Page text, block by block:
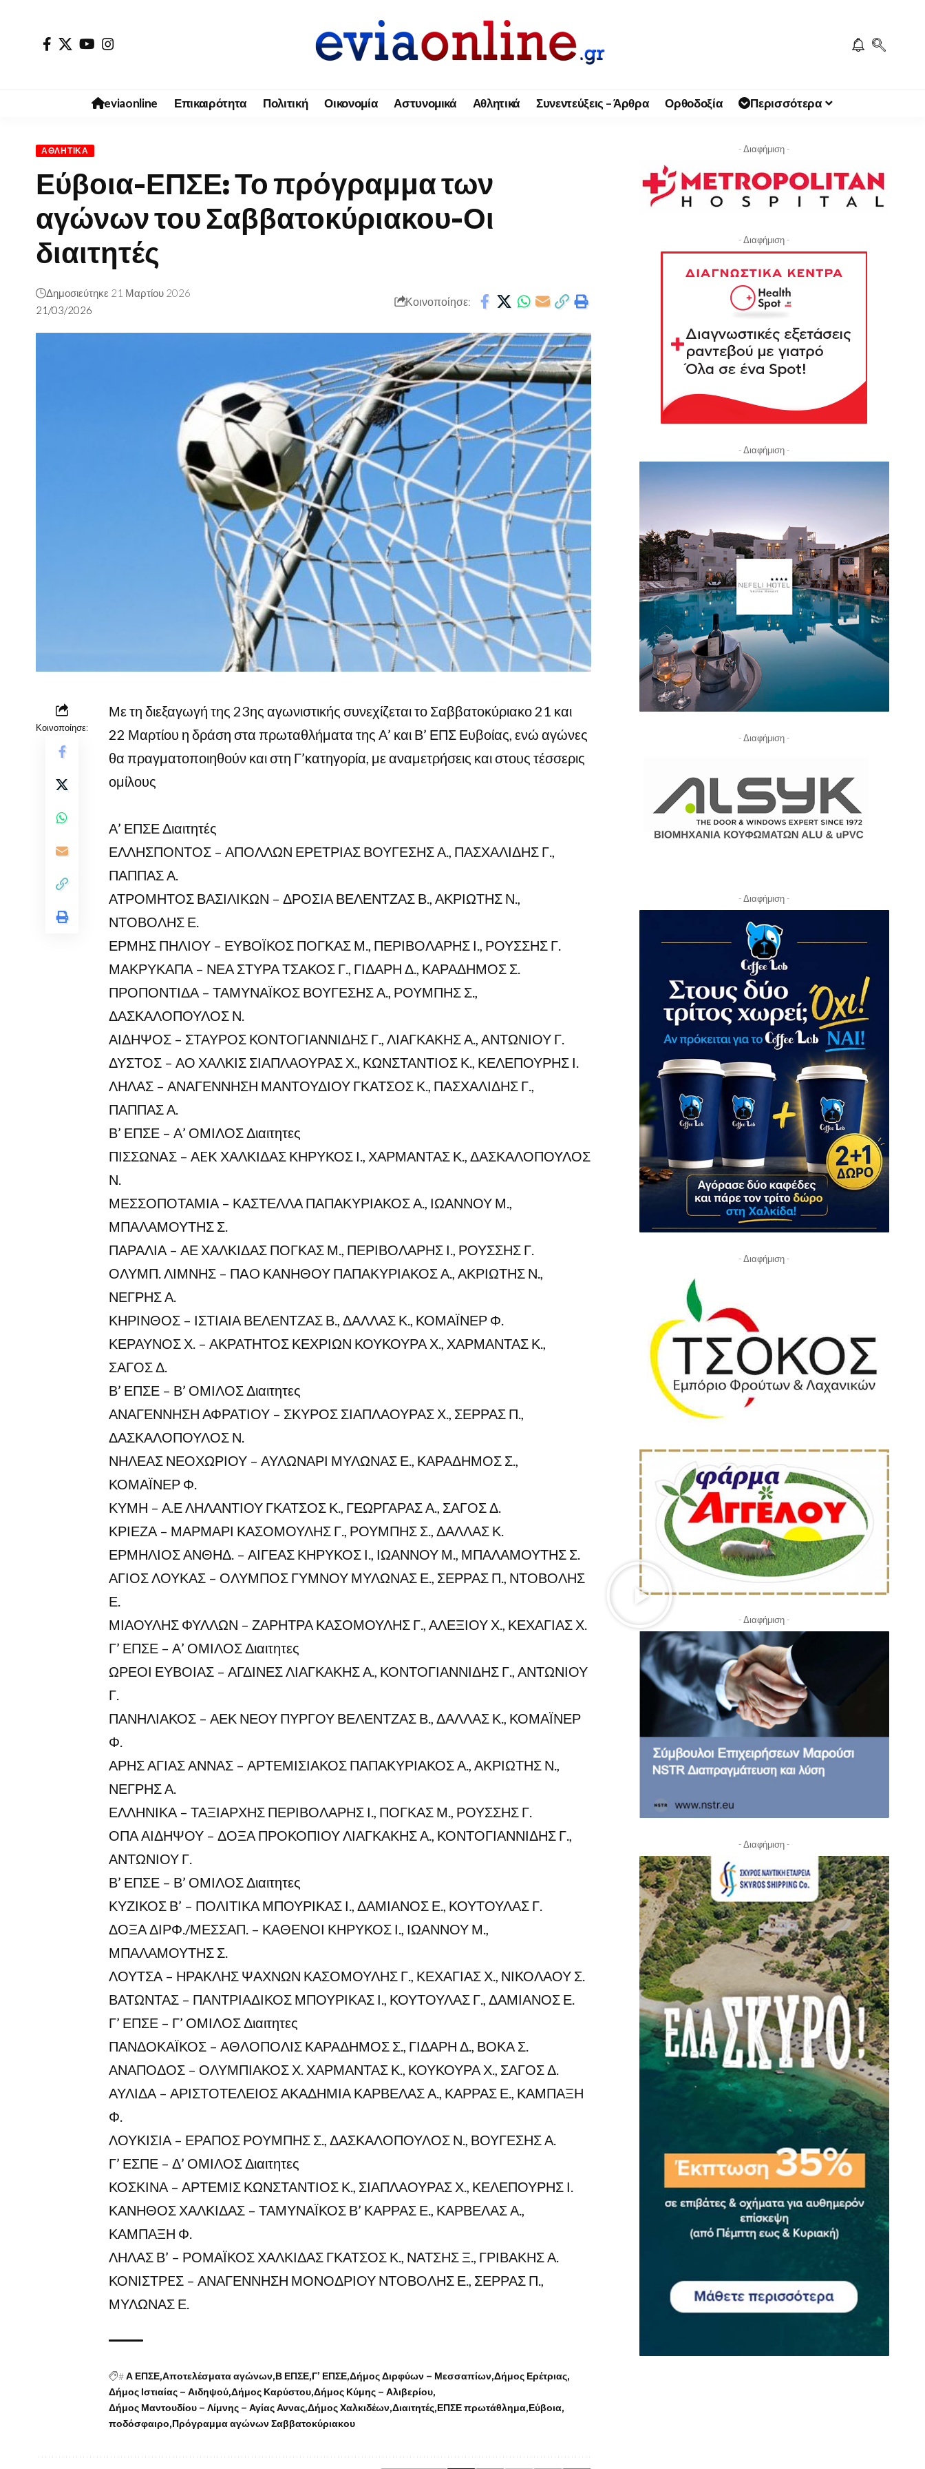
eviaonline Επικαιρότητα Πολιτική Οικονομία Αστυνομικά Αθλητικά Συνεντεύξεις – Άρθρα Ορθοδοξία Περισσότερα
ΑΘΛΗΤΙΚΆ
Εύβοια-ΕΠΣΕ: Το πρόγραμμα των
αγώνων του Σαββατοκύριακου-Οι
διαιτητές
21/03/2026
Δημοσιεύτηκε 21 Μαρτίου 2026
Κοινοποίησε:
Κοινοποίησε:
Με τη διεξαγωγή της 23ης αγωνιστικής συνεχίζεται το Σαββατοκύριακο 21 και
22 Μαρτίου η δράση στα πρωταθλήματα της Α’ και Β’ ΕΠΣ Ευβοίας, ενώ αγώνες
θα πραγματοποιηθούν και στη Γ’κατηγορία, με αναμετρήσεις και στους τέσσερις
ομίλους
Α’ ΕΠΣΕ Διαιτητές
ΕΛΛΗΣΠΟΝΤΟΣ – ΑΠΟΛΛΩΝ ΕΡΕΤΡΙΑΣ ΒΟΥΓΕΣΗΣ Α., ΠΑΣΧΑΛΙΔΗΣ Γ.,
ΠΑΠΠΑΣ Α.
ΑΤΡΟΜΗΤΟΣ ΒΑΣΙΛΙΚΩΝ – ΔΡΟΣΙΑ ΒΕΛΕΝΤΖΑΣ Β., ΑΚΡΙΩΤΗΣ Ν.,
ΝΤΟΒΟΛΗΣ Ε.
ΕΡΜΗΣ ΠΗΛΙΟΥ – ΕΥΒΟΪΚΟΣ ΠΟΓΚΑΣ Μ., ΠΕΡΙΒΟΛΑΡΗΣ Ι., ΡΟΥΣΣΗΣ Γ.
ΜΑΚΡΥΚΑΠΑ – ΝΕΑ ΣΤΥΡΑ ΤΣΑΚΟΣ Γ., ΓΙΔΑΡΗ Δ., ΚΑΡΑΔΗΜΟΣ Σ.
ΠΡΟΠΟΝΤΙΔΑ – ΤΑΜΥΝΑΪΚΟΣ ΒΟΥΓΕΣΗΣ Α., ΡΟΥΜΠΗΣ Σ.,
ΔΑΣΚΑΛΟΠΟΥΛΟΣ Ν.
ΑΙΔΗΨΟΣ – ΣΤΑΥΡΟΣ ΚΟΝΤΟΓΙΑΝΝΙΔΗΣ Γ., ΛΙΑΓΚΑΚΗΣ Α., ΑΝΤΩΝΙΟΥ Γ.
ΔΥΣΤΟΣ – ΑΟ ΧΑΛΚΙΣ ΣΙΑΠΛΑΟΥΡΑΣ Χ., ΚΩΝΣΤΑΝΤΙΟΣ Κ., ΚΕΛΕΠΟΥΡΗΣ Ι.
ΛΗΛΑΣ – ΑΝΑΓΕΝΝΗΣΗ ΜΑΝΤΟΥΔΙΟΥ ΓΚΑΤΣΟΣ Κ., ΠΑΣΧΑΛΙΔΗΣ Γ.,
ΠΑΠΠΑΣ Α.
Β’ ΕΠΣΕ – Α’ ΟΜΙΛΟΣ Διαιτητες
ΠΙΣΣΩΝAΣ – ΑEK ΧΑΛΚΙΔΑΣ ΚΗΡΥΚΟΣ Ι., ΧΑΡΜΑΝΤΑΣ Κ., ΔΑΣΚΑΛΟΠΟΥΛΟΣ
Ν.
ΜΕΣΣΟΠΟΤΑΜΙΑ – ΚΑΣΤΕΛΛΑ ΠΑΠΑΚΥΡΙΑΚΟΣ Α., ΙΩΑΝΝΟΥ Μ.,
ΜΠΑΛΑΜΟΥΤΗΣ Σ.
ΠΑΡΑΛΙΑ – ΑΕ ΧΑΛΚΙΔΑΣ ΠΟΓΚΑΣ Μ., ΠΕΡΙΒΟΛΑΡΗΣ Ι., ΡΟΥΣΣΗΣ Γ.
ΟΛΥΜΠ. ΛΙΜΝΗΣ – ΠAO ΚΑΝΗΘΟΥ ΠΑΠΑΚΥΡΙΑΚΟΣ Α., ΑΚΡΙΩΤΗΣ Ν.,
ΝΕΓΡΗΣ Α.
ΚΗΡΙΝΘΟΣ – ΙΣΤΙΑΙΑ ΒΕΛΕΝΤΖΑΣ Β., ΔΑΛΛΑΣ Κ., ΚΟΜΑΪΝΕΡ Φ.
ΚΕΡΑΥΝΟΣ Χ. – ΑΚΡΑΤΗΤΟΣ ΚΕΧΡΙΩΝ ΚΟΥΚΟΥΡΑ Χ., ΧΑΡΜΑΝΤΑΣ Κ.,
ΣΑΓΟΣ Δ.
Β’ ΕΠΣΕ – Β’ ΟΜΙΛΟΣ Διαιτητες
ΑΝΑΓΕΝΝΗΣΗ ΑΦΡΑΤΙΟΥ – ΣΚΥΡΟΣ ΣΙΑΠΛΑΟΥΡΑΣ Χ., ΣΕΡΡΑΣ Π.,
ΔΑΣΚΑΛΟΠΟΥΛΟΣ Ν.
ΝΗΛΕΑΣ ΝΕΟΧΩΡΙΟΥ – ΑΥΛΩΝΑΡΙ ΜΥΛΩΝΑΣ Ε., ΚΑΡΑΔΗΜΟΣ Σ.,
ΚΟΜΑΪΝΕΡ Φ.
ΚΥΜΗ – Α.Ε ΛΗΛΑΝΤΙΟΥ ΓΚΑΤΣΟΣ Κ., ΓΕΩΡΓΑΡΑΣ Α., ΣΑΓΟΣ Δ.
ΚΡΙΕΖΑ – ΜΑΡΜΑΡΙ ΚΑΣΟΜΟΥΛΗΣ Γ., ΡΟΥΜΠΗΣ Σ., ΔΑΛΛΑΣ Κ.
ΕΡΜΗΛΙΟΣ ΑΝΘΗΔ. – ΑΙΓΕΑΣ ΚΗΡΥΚΟΣ Ι., ΙΩΑΝΝΟΥ Μ., ΜΠΑΛΑΜΟΥΤΗΣ Σ.
ΑΓΙΟΣ ΛΟΥΚΑΣ – ΟΛΥΜΠΟΣ ΓΥΜΝΟΥ ΜΥΛΩΝΑΣ Ε., ΣΕΡΡΑΣ Π., ΝΤΟΒΟΛΗΣ
Ε.
ΜΙΑΟΥΛΗΣ ΦΥΛΛΩΝ – ΖΑΡΗΤΡΑ ΚΑΣΟΜΟΥΛΗΣ Γ., ΑΛΕΞΙΟΥ Χ., ΚΕΧΑΓΙΑΣ Χ.
Γ’ ΕΠΣΕ – Α’ ΟΜΙΛΟΣ Διαιτητες
ΩΡΕΟΙ ΕΥΒΟΙΑΣ – ΑΓΔΙΝΕΣ ΛΙΑΓΚΑΚΗΣ Α., ΚΟΝΤΟΓΙΑΝΝΙΔΗΣ Γ., ΑΝΤΩΝΙΟΥ
Γ.
ΠΑΝΗΛΙΑΚΟΣ – ΑΕΚ ΝΕΟΥ ΠΥΡΓΟΥ ΒΕΛΕΝΤΖΑΣ Β., ΔΑΛΛΑΣ Κ., ΚΟΜΑΪΝΕΡ
Φ.
ΑΡΗΣ ΑΓΙΑΣ ΑΝΝΑΣ – ΑΡΤΕΜΙΣΙΑΚΟΣ ΠΑΠΑΚΥΡΙΑΚΟΣ Α., ΑΚΡΙΩΤΗΣ Ν.,
ΝΕΓΡΗΣ Α.
ΕΛΛΗΝΙΚΑ – ΤΑΞΙΑΡΧΗΣ ΠΕΡΙΒΟΛΑΡΗΣ Ι., ΠΟΓΚΑΣ Μ., ΡΟΥΣΣΗΣ Γ.
ΟΠΑ ΑΙΔΗΨΟΥ – ΔΟΞΑ ΠΡΟΚΟΠΙΟΥ ΛΙΑΓΚΑΚΗΣ Α., ΚΟΝΤΟΓΙΑΝΝΙΔΗΣ Γ.,
ΑΝΤΩΝΙΟΥ Γ.
Β’ ΕΠΣΕ – Β’ ΟΜΙΛΟΣ Διαιτητες
ΚΥΖΙΚΟΣ Β’ – ΠΟΛΙΤΙΚΑ ΜΠΟΥΡΙΚΑΣ Ι., ΔΑΜΙΑΝΟΣ Ε., ΚΟΥΤΟΥΛΑΣ Γ.
ΔΟΞΑ ΔΙΡΦ./ΜΕΣΣΑΠ. – ΚΑΘΕΝΟΙ ΚΗΡΥΚΟΣ Ι., ΙΩΑΝΝΟΥ Μ.,
ΜΠΑΛΑΜΟΥΤΗΣ Σ.
ΛΟΥΤΣΑ – ΗΡΑΚΛΗΣ ΨΑΧΝΩΝ ΚΑΣΟΜΟΥΛΗΣ Γ., ΚΕΧΑΓΙΑΣ Χ., ΝΙΚΟΛΑΟΥ Σ.
ΒΑΤΩΝΤΑΣ – ΠΑΝΤΡΙΑΔΙΚΟΣ ΜΠΟΥΡΙΚΑΣ Ι., ΚΟΥΤΟΥΛΑΣ Γ., ΔΑΜΙΑΝΟΣ Ε.
Γ’ ΕΠΣΕ – Γ’ ΟΜΙΛΟΣ Διαιτητες
ΠΑΝΔΟΚΑΪΚΟΣ – ΑΘΛΟΠΟΛΙΣ ΚΑΡΑΔΗΜΟΣ Σ., ΓΙΔΑΡΗ Δ., ΒΟΚΑ Σ.
ΑΝΑΠΟΔΟΣ – ΟΛΥΜΠΙΑΚΟΣ Χ. ΧΑΡΜΑΝΤΑΣ Κ., ΚΟΥΚΟΥΡΑ Χ., ΣΑΓΟΣ Δ.
ΑΥΛΙΔΑ – ΑΡΙΣΤΟΤΕΛΕΙΟΣ ΑΚΑΔΗΜΙΑ ΚΑΡΒΕΛΑΣ Α., ΚΑΡΡΑΣ Ε., ΚΑΜΠΑΞΗ
Φ.
ΛΟΥΚΙΣΙΑ – ΕΡΑΠΟΣ ΡΟΥΜΠΗΣ Σ., ΔΑΣΚΑΛΟΠΟΥΛΟΣ Ν., ΒΟΥΓΕΣΗΣ Α.
Γ’ ΕΣΠΕ – Δ’ ΟΜΙΛΟΣ Διαιτητες
ΚΟΣΚΙΝΑ – ΑΡΤΕΜΙΣ ΚΩΝΣΤΑΝΤΙΟΣ Κ., ΣΙΑΠΛΑΟΥΡΑΣ Χ., ΚΕΛΕΠΟΥΡΗΣ Ι.
ΚΑΝΗΘΟΣ ΧΑΛΚΙΔΑΣ – ΤΑΜΥΝΑΪΚΟΣ Β’ ΚΑΡΡΑΣ Ε., ΚΑΡΒΕΛΑΣ Α.,
ΚΑΜΠΑΞΗ Φ.
ΛΗΛΑΣ Β’ – ΡΟΜΑΪΚΟΣ ΧΑΛΚΙΔΑΣ ΓΚΑΤΣΟΣ Κ., ΝΑΤΣΗΣ Ξ., ΓΡΙΒΑΚΗΣ Α.
ΚΟΝΙΣΤΡEΣ – ΑΝΑΓΕΝΝΗΣΗ ΜΟΝΟΔΡΙΟΥ ΝΤΟΒΟΛΗΣ Ε., ΣΕΡΡΑΣ Π.,
ΜΥΛΩΝΑΣ Ε.
#Α ΕΠΣΕ Αποτελέσματα αγώνων Β ΕΠΣΕ Γ’ ΕΠΣΕ Δήμος Διρφύων – Μεσσαπίων Δήμος Ερέτριας
Δήμος Ιστιαίας – Αιδηψού Δήμος Καρύστου Δήμος Κύμης – Αλιβερίου
Δήμος Μαντουδίου – Λίμνης – Αγίας Αννας Δήμος Χαλκιδέων Διαιτητές ΕΠΣΕ πρωτάθλημα Εύβοια
ποδόσφαιρο Πρόγραμμα αγώνων Σαββατοκύριακου
- Διαφήμιση -
- Διαφήμιση -
- Διαφήμιση -
- Διαφήμιση -
- Διαφήμιση -
- Διαφήμιση -
- Διαφήμιση -
- Διαφήμιση -